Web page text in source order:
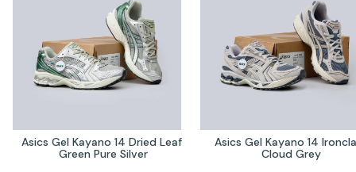
Asics Gel Kayano 14 Dried Leaf
Green Pure Silver
Asics Gel Kayano 14
Cloud Grey